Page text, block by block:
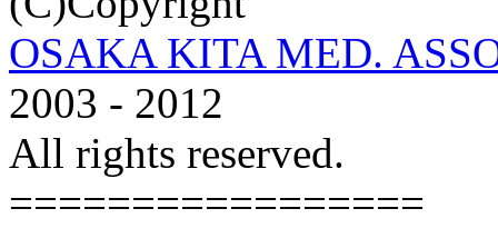
OSAKA KITA MED.
2003 - 2012
All rights reserved.
=================